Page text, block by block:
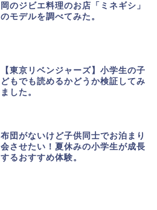
岡のジビエ料理のお店「ミネギシ」
のモデルを調べてみた。
【東京リベンジャーズ】小学生の子
どもでも読めるかどうか検証してみ
ました。
布団がないけど子供同士でお泊まり
会させたい！夏休みの小学生が成長
するおすすめ体験。